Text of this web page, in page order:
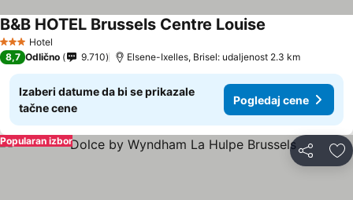
3 Zvezdice
Hotel
B&B HOTEL Brussels Centre Louise
8,7 Odlično 9.710 Elsene-Ixelles, Brisel: udaljenost 2.3 km
Izaberi datume da bi se prikazale
tačne cene
Pogledaj cene
Deli
Popularan izbor